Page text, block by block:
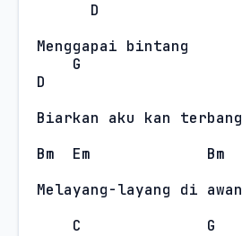
D
Menggapai bintang
G
D
Biarkan aku kan terbang
Bm
Em
Bm
Melayang-layang di awan
C
G